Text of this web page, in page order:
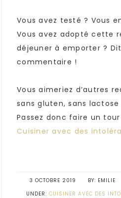
Vous avez testé ? Vous
Vous avez adopté cette
déjeuner à emporter ?
commentaire !
Vous aimeriez d’autres
sans gluten, sans
Passez donc faire un
Cuisiner avec des
3 OCTOBRE 2019 EMILIE
UNDER: CUISINER AVEC DES